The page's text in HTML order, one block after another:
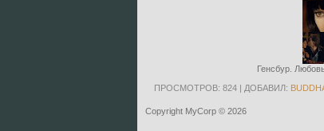
Генсбур.
ПРОСМОТРОВ: 824 | ДОБАВИЛ:
Copyright MyCorp © 2026